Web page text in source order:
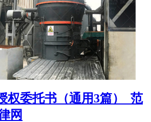
权委托书（通用3篇）_范
网